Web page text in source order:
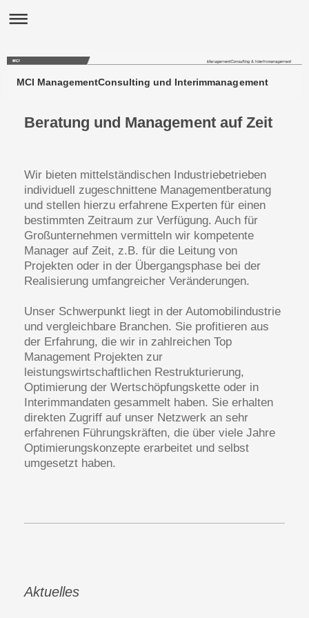
MCI ManagementConsulting und Interimmanagement
Beratung und Management auf Zeit
Wir bieten mittelständischen Industriebetrieben
individuell zugeschnittene Managementberatung
und stellen hierzu erfahrene Experten für einen
bestimmten Zeitraum zur Verfügung. Auch für
Großunternehmen vermitteln wir kompetente
Manager auf Zeit, z.B. für die Leitung von
Projekten oder in der Übergangsphase bei der
Realisierung umfangreicher Veränderungen.
Unser Schwerpunkt liegt in der Automobilindustrie
und vergleichbare Branchen. Sie profitieren aus
der Erfahrung, die wir in zahlreichen Top
Management Projekten zur
leistungswirtschaftlichen Restrukturierung,
Optimierung der Wertschöpfungskette oder in
Interimmandaten gesammelt haben. Sie erhalten
direkten Zugriff auf unser Netzwerk an sehr
erfahrenen Führungskräften, die über viele Jahre
Optimierungskonzepte erarbeitet und selbst
umgesetzt haben.
Aktuelles